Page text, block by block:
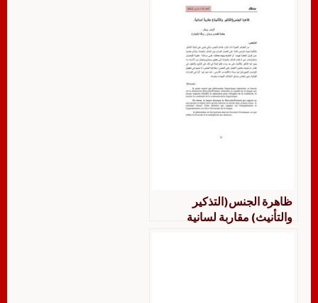
ظاهرة الجنس(التذكير
والتأنيث) مقاربة لسانية